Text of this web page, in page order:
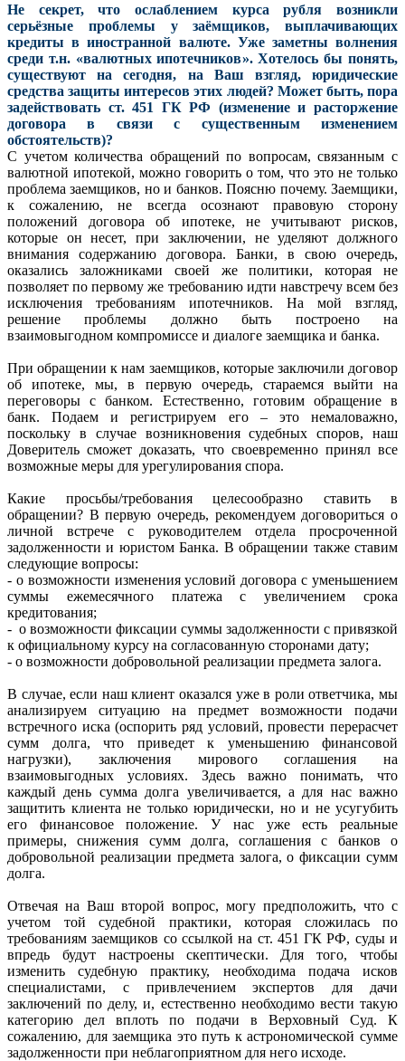
Не секрет, что ослаблением курса рубля возникли
серьёзные проблемы у заёмщиков, выплачивающих
кредиты в иностранной валюте. Уже заметны волнения
среди т.н. «валютных ипотечников». Хотелось бы понять,
существуют на сегодня, на Ваш взгляд, юридические
средства защиты интересов этих людей? Может быть, пора
задействовать ст. 451 ГК РФ (изменение и расторжение
договора в связи с существенным изменением
обстоятельств)?
С учетом количества обращений по вопросам, связанным с
валютной ипотекой, можно говорить о том, что это не только
проблема заемщиков, но и банков. Поясню почему. Заемщики,
к сожалению, не всегда осознают правовую сторону
положений договора об ипотеке, не учитывают рисков,
которые он несет, при заключении, не уделяют должного
внимания содержанию договора. Банки, в свою очередь,
оказались заложниками своей же политики, которая не
позволяет по первому же требованию идти навстречу всем без
исключения требованиям ипотечников. На мой взгляд,
решение проблемы должно быть построено на
взаимовыгодном компромиссе и диалоге заемщика и банка.
При обращении к нам заемщиков, которые заключили договор
об ипотеке, мы, в первую очередь, стараемся выйти на
переговоры с банком. Естественно, готовим обращение в
банк. Подаем и регистрируем его – это немаловажно,
поскольку в случае возникновения судебных споров, наш
Доверитель сможет доказать, что своевременно принял все
возможные меры для урегулирования спора.
Какие просьбы/требования целесообразно ставить в
обращении? В первую очередь, рекомендуем договориться о
личной встрече с руководителем отдела просроченной
задолженности и юристом Банка. В обращении также ставим
следующие вопросы:
- о возможности изменения условий договора с уменьшением
суммы ежемесячного платежа с увеличением срока
кредитования;
- о возможности фиксации суммы задолженности с привязкой
к официальному курсу на согласованную сторонами дату;
- о возможности добровольной реализации предмета залога.
В случае, если наш клиент оказался уже в роли ответчика, мы
анализируем ситуацию на предмет возможности подачи
встречного иска (оспорить ряд условий, провести перерасчет
сумм долга, что приведет к уменьшению финансовой
нагрузки), заключения мирового соглашения на
взаимовыгодных условиях. Здесь важно понимать, что
каждый день сумма долга увеличивается, а для нас важно
защитить клиента не только юридически, но и не усугубить
его финансовое положение. У нас уже есть реальные
примеры, снижения сумм долга, соглашения с банков о
добровольной реализации предмета залога, о фиксации сумм
долга.
Отвечая на Ваш второй вопрос, могу предположить, что с
учетом той судебной практики, которая сложилась по
требованиям заемщиков со ссылкой на ст. 451 ГК РФ, суды и
впредь будут настроены скептически. Для того, чтобы
изменить судебную практику, необходима подача исков
специалистами, с привлечением экспертов для дачи
заключений по делу, и, естественно необходимо вести такую
категорию дел вплоть по подачи в Верховный Суд. К
сожалению, для заемщика это путь к астрономической сумме
задолженности при неблагоприятном для него исходе.